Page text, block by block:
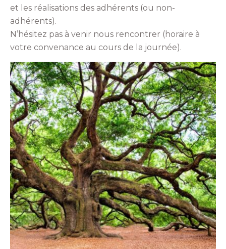
et les réalisations des adhérents (ou non-
adhérents).
N’hésitez pas à venir nous rencontrer (horaire à
votre convenance au cours de la journée).